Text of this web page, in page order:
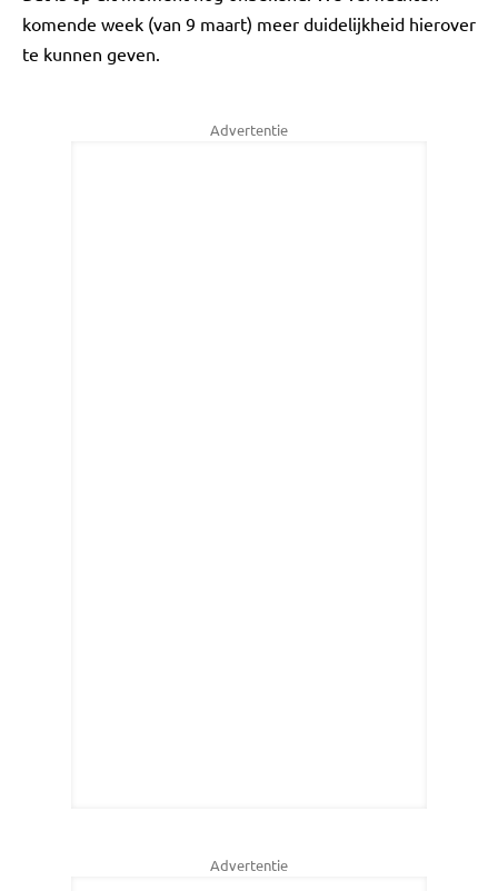
komende week (van 9 maart) meer duidelijkheid hierover
te kunnen geven.
Advertentie
Advertentie